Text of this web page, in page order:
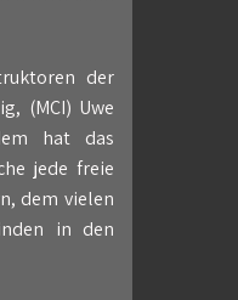
der
(MCI) Uwe
hat das
jede freie
dem vielen
in den